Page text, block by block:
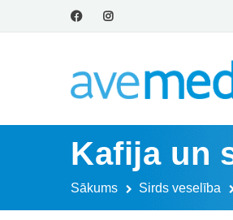
Kafija un
Sākums Sirds veselība